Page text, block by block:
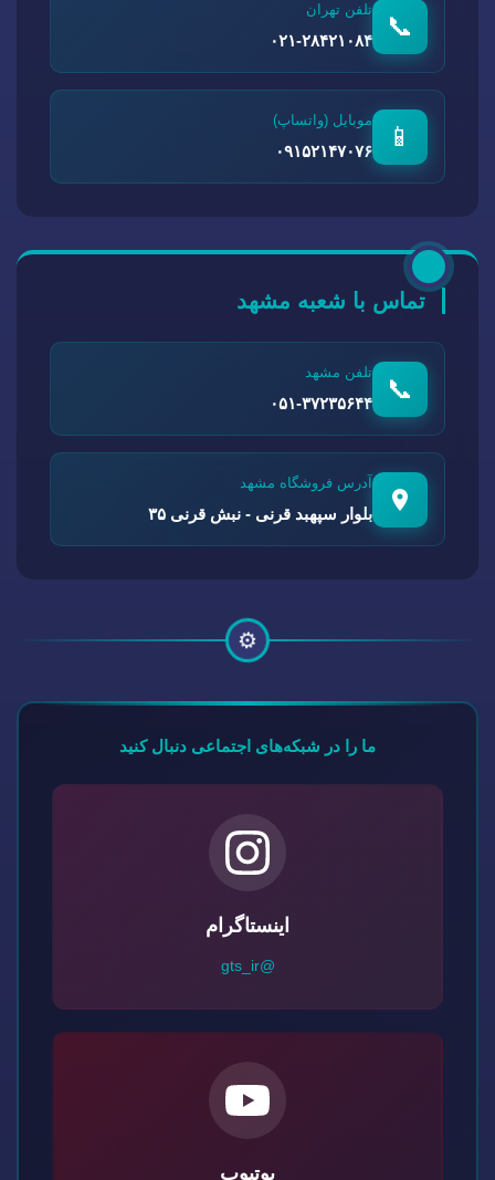
📞
تلفن تهران
۰۲۱-۲۸۴۲۱۰۸۴
📱
موبایل (واتساپ)
۰۹۱۵۲۱۴۷۰۷۶
تماس با شعبه مشهد
📞
تلفن مشهد
۰۵۱-۳۷۲۳۵۶۴۴
آدرس فروشگاه مشهد
بلوار سپهبد قرنی - نبش قرنی ۳۵
⚙️
ما را در شبکه‌های اجتماعی دنبال کنید
اینستاگرام
@gts_ir
یوتیوب